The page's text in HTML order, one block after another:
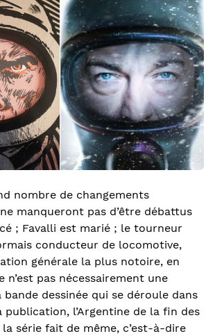
nombre de changements
manqueront pas d’être débattus
; Favalli est marié ; le tourneur
conducteur de locomotive,
générale la plus notoire, en
n’est pas nécessairement une
dessinée qui se déroule dans
publication, l’Argentine de la fin des
la série fait de même, c’est-à-dire